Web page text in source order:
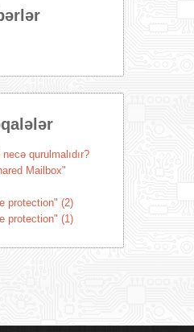
qurulmalıdır?
Mailbox"
protection" (2)
protection" (1)